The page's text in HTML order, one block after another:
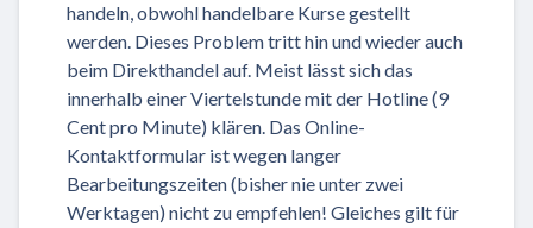
handeln, obwohl handelbare Kurse gestellt
werden. Dieses Problem tritt hin und wieder auch
beim Direkthandel auf. Meist lässt sich das
innerhalb einer Viertelstunde mit der Hotline (9
Cent pro Minute) klären. Das Online-
Kontaktformular ist wegen langer
Bearbeitungszeiten (bisher nie unter zwei
Werktagen) nicht zu empfehlen! Gleiches gilt für